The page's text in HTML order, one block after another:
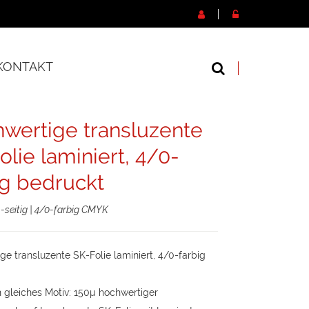
transluzente
laminiert, 4/0-
bedruckt
seitig | 4/0-farbig CMYK
transluzente SK-Folie laminiert, 4/0-farbig
gleiches Motiv: 150µ hochwertiger